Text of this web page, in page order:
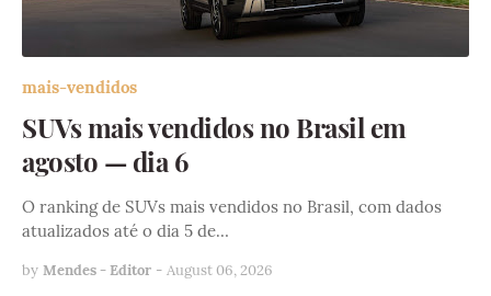
mais-vendidos
SUVs mais vendidos no Brasil em
agosto — dia 6
O ranking de SUVs mais vendidos no Brasil, com dados
atualizados até o dia 5 de…
by Mendes - Editor - August 06, 2026